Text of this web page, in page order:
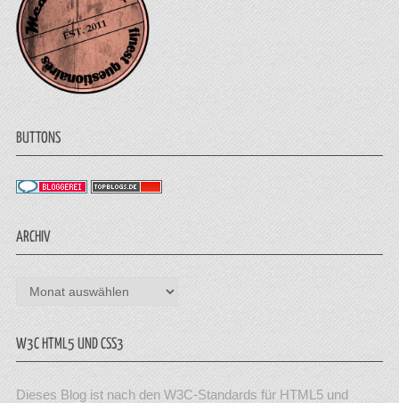
BUTTONS
ARCHIV
Archiv
W3C HTML5 UND CSS3
Dieses Blog ist nach den W3C-Standards für HTML5 und